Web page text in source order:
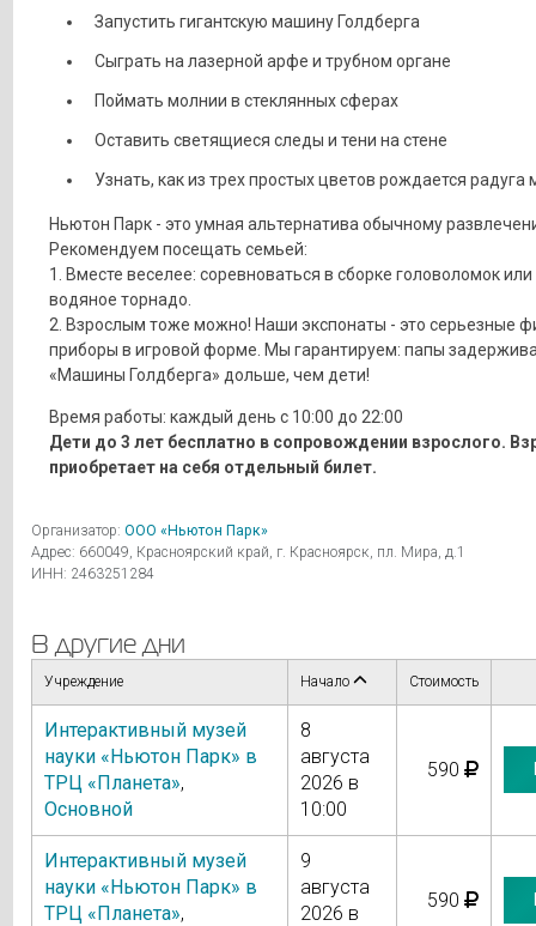
Запустить гигантскую машину Голдберга
Сыграть на лазерной арфе и трубном органе
Поймать молнии в стеклянных сферах
Оставить светящиеся следы и тени на стене
Узнать, как из трех простых цветов рождается радуга
Ньютон Парк - это умная альтернатива обычному
Рекомендуем посещать семьей:
1. Вместе веселее: соревноваться в сборке головоломок
водяное торнадо.
2. Взрослым тоже можно! Наши экспонаты - это серьезные
приборы в игровой форме. Мы гарантируем: папы
«Машины Голдберга» дольше, чем дети!
Время работы: каждый день с 10:00 до 22:00
Дети до 3 лет бесплатно в сопровождении взрослого.
приобретает на себя отдельный билет.
Организатор: ООО «Ньютон Парк»
Адрес: 660049, Красноярский край, г. Красноярск, пл. Мира, д.1
ИНН: 2463251284
В другие дни
Учреждение Начало Стоимость
Интерактивный музей
науки «Ньютон Парк» в
ТРЦ «Планета»,
Основной
8
августа
2026 в
10:00
590
Интерактивный музей
науки «Ньютон Парк» в
ТРЦ «Планета»,
9
августа
2026 в
590